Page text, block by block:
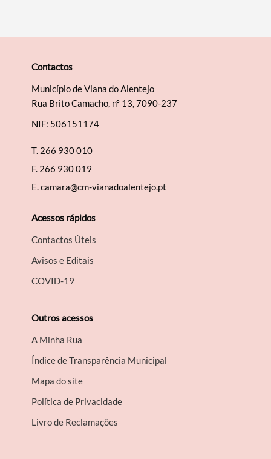
Contactos
Município de Viana do Alentejo
Rua Brito Camacho, nº 13, 7090-237
NIF: 506151174
T. 266 930 010
F. 266 930 019
E.camara@cm-vianadoalentejo.pt
Acessos rápidos
Contactos Úteis
Avisos e Editais
COVID-19
Outros acessos
A Minha Rua
Índice de Transparência Municipal
Mapa do site
Política de Privacidade
Livro de Reclamações